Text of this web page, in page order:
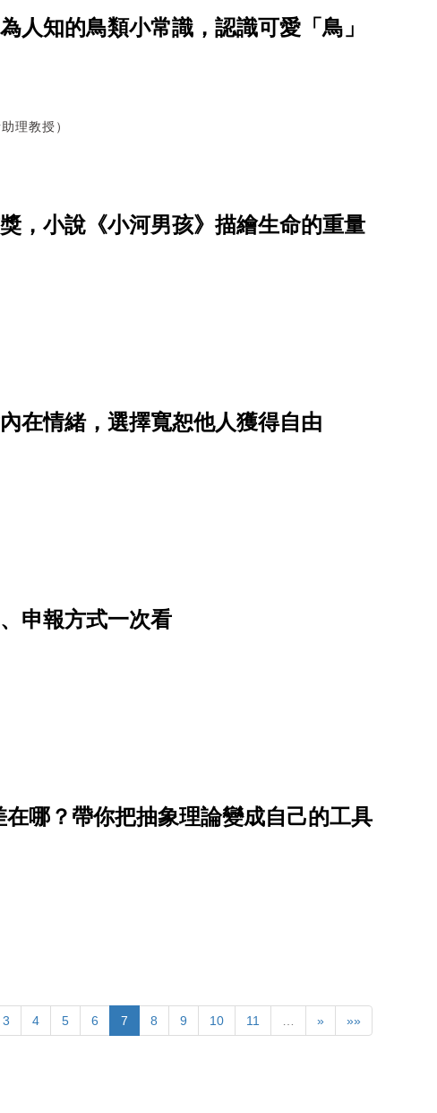
人知的鳥類小常識，認識可愛「鳥」
理教授）
，小說《小河男孩》描繪生命的重量
在情緒，選擇寬恕他人獲得自由
申報方式一次看
哪？帶你把抽象理論變成自己的工具
3 4 5 6 7 8 9 10 11 … » »»